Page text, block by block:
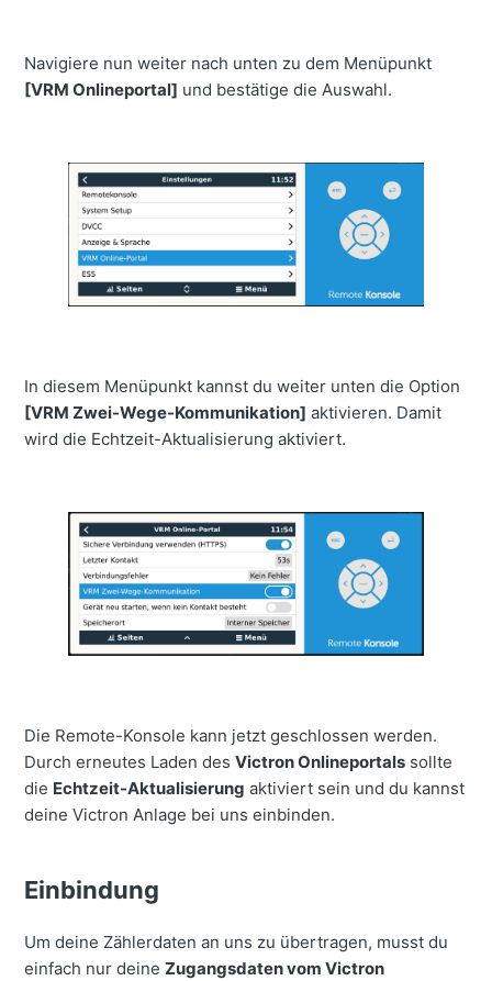
Navigiere nun weiter nach unten zu dem Menüpunkt
[VRM Onlineportal] und bestätige die Auswahl.
In diesem Menüpunkt kannst du weiter unten die Option
[VRM Zwei-Wege-Kommunikation] aktivieren. Damit
wird die Echtzeit-Aktualisierung aktiviert.
Die Remote-Konsole kann jetzt geschlossen werden.
Durch erneutes Laden desVictron Onlineportals sollte
die Echtzeit-Aktualisierung aktiviert sein und du kannst
deine Victron Anlage bei uns einbinden.
Einbindung
Um deine Zählerdaten an uns zu übertragen, musst du
einfach nur deineZugangsdaten vom Victron